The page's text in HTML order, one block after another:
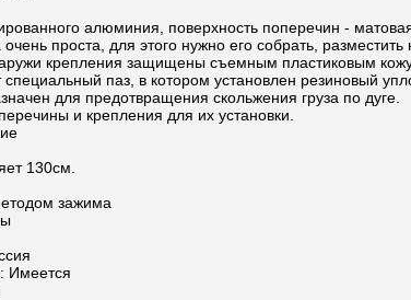
алюминия, поверхность поперечин -
проста, для этого нужно его собрать, разместить
крепления защищены съемным пластиковым
паз, в котором установлен резиновый
для предотвращения скольжения груза по дуге.
и крепления для их установки.
130см.
зажима
Имеется